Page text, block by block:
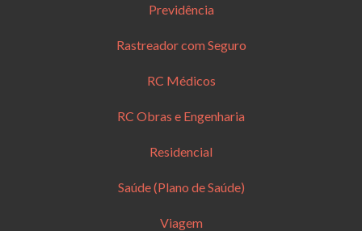
Previdência
Rastreador com Seguro
RC Médicos
RC Obras e Engenharia
Residencial
Saúde (Plano de Saúde)
Viagem